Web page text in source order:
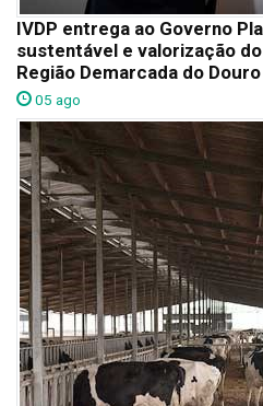
IVDP entrega ao Governo
sustentável e valorização
Região Demarcada do Douro
05 ago